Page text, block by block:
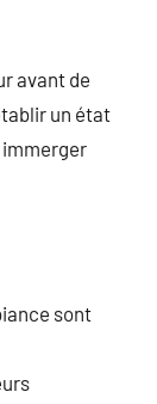
avant de
un état
immerger
sont